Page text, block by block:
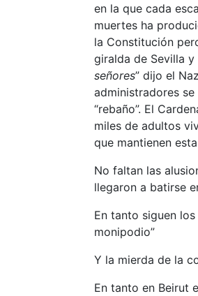
en la que cada
muertes ha
la Constitución
giralda de Sevilla
señores” dijo el
administradores
“rebaño”. El
miles de adultos
que mantienen
No faltan las
llegaron a batirse
En tanto siguen
monipodio”
Y la mierda de la
En tanto en Beirut